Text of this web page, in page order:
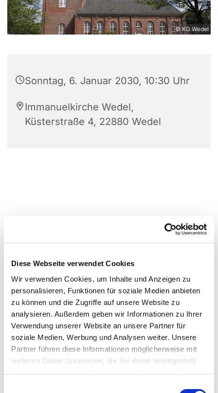
Diese Webseite verwendet Cookies
Wir verwenden Cookies, um Inhalte und Anzeigen zu
personalisieren, Funktionen für soziale Medien anbieten
zu können und die Zugriffe auf unsere Website zu
analysieren. Außerdem geben wir Informationen zu Ihrer
Verwendung unserer Website an unsere Partner für
soziale Medien, Werbung und Analysen weiter. Unsere
Partner führen diese Informationen möglicherweise mit
weiteren Daten zusammen, die Sie ihnen bereitgestellt
© KG Wedel
Sonntag, 6. Januar 2030, 10:30 Uhr
Immanuelkirche Wedel,
Küsterstraße 4, 22880 Wedel
Dies könnte Sie auch
interessieren